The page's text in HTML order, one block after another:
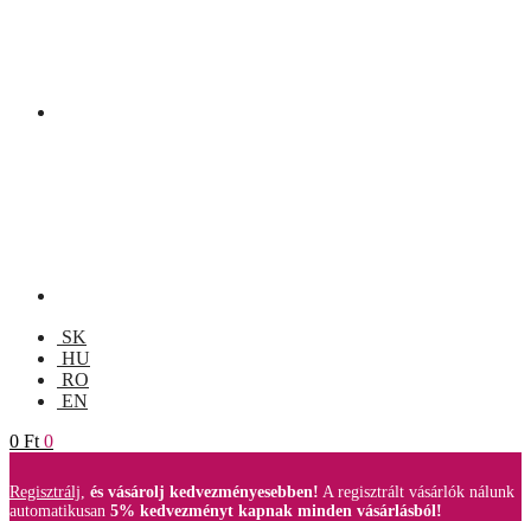
SK
HU
RO
EN
0 Ft 0
Regisztrálj, és vásárolj kedvezményesebben! A regisztrált vásárlók nálunk
automatikusan 5% kedvezményt kapnak minden vásárlásból!